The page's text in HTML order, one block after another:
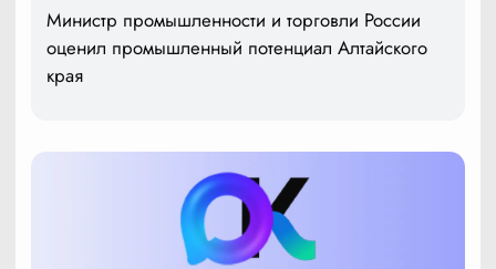
Министр промышленности и торговли России
оценил промышленный потенциал Алтайского
края